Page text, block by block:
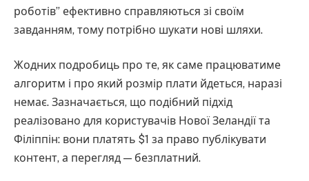
роботів” ефективно справляються зі своїм
завданням, тому потрібно шукати нові шляхи.
Жодних подробиць про те, як саме працюватиме
алгоритм і про який розмір плати йдеться, наразі
немає. Зазначається, що подібний підхід
реалізовано для користувачів Нової Зеландії та
Філіппін: вони платять $1 за право публікувати
контент, а перегляд — безплатний.